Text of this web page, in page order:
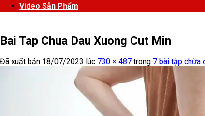
Video Sản Phẩm
Bai Tap Chua Dau Xuong Cut Min
Đã xuất bản 18/07/2023 lúc 730 × 487 trong 7 bài tập chữa